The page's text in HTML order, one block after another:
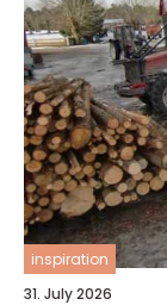
inspiration
31. July 2026